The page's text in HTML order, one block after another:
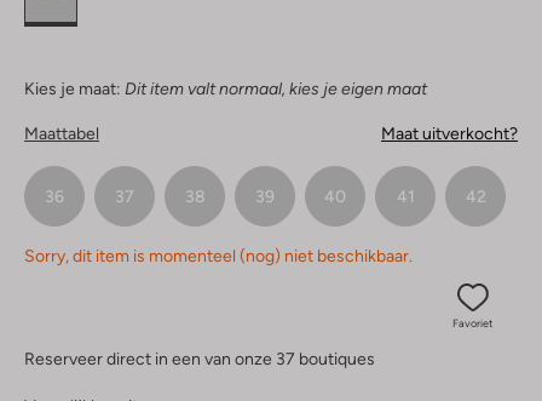
Kies je maat: Dit item valt normaal, kies je eigen maat
Maattabel Maat uitverkocht?
36 37 38 39 40 41 42
Sorry, dit item is momenteel (nog) niet beschikbaar.
Favoriet
Reserveer direct in een van onze 37 boutiques